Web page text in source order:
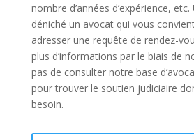
nombre d’années d’expérience,
déniché un avocat qui vous
adresser une requête de rendez-
plus d’informations par le biais de
pas de consulter notre base
pour trouver le soutien judiciaire
besoin.